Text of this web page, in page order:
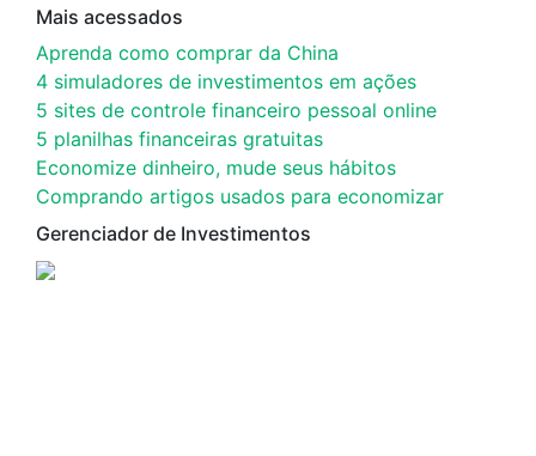
Mais acessados
Aprenda como comprar da China
4 simuladores de investimentos em ações
5 sites de controle financeiro pessoal online
5 planilhas financeiras gratuitas
Economize dinheiro, mude seus hábitos
Comprando artigos usados para economizar
Gerenciador de Investimentos